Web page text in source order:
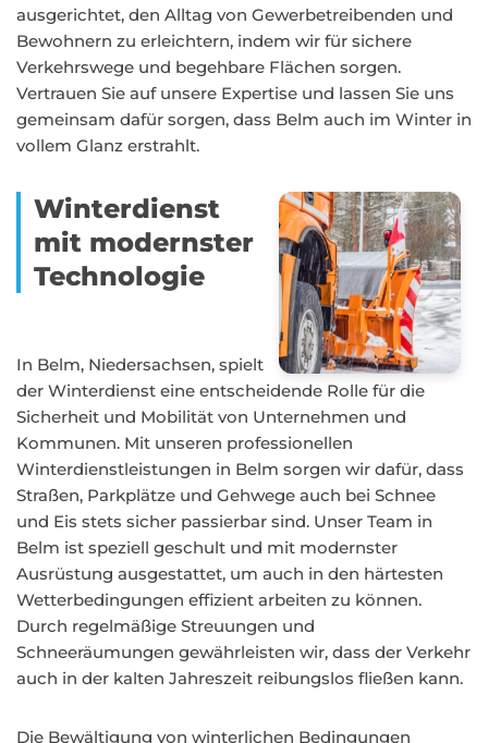
ausgerichtet, den Alltag von Gewerbetreibenden und
Bewohnern zu erleichtern, indem wir für sichere
Verkehrswege und begehbare Flächen sorgen.
Vertrauen Sie auf unsere Expertise und lassen Sie uns
gemeinsam dafür sorgen, dass Belm auch im Winter in
vollem Glanz erstrahlt.
Winterdienst
mit modernster
Technologie
In Belm, Niedersachsen, spielt
der Winterdienst eine entscheidende Rolle für die
Sicherheit und Mobilität von Unternehmen und
Kommunen. Mit unseren professionellen
Winterdienstleistungen in Belm sorgen wir dafür, dass
Straßen, Parkplätze und Gehwege auch bei Schnee
und Eis stets sicher passierbar sind. Unser Team in
Belm ist speziell geschult und mit modernster
Ausrüstung ausgestattet, um auch in den härtesten
Wetterbedingungen effizient arbeiten zu können.
Durch regelmäßige Streuungen und
Schneeräumungen gewährleisten wir, dass der Verkehr
auch in der kalten Jahreszeit reibungslos fließen kann.
Die Bewältigung von winterlichen Bedingungen